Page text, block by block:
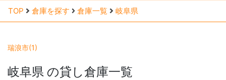
TOP 倉庫を探す 倉庫一覧 岐阜県
瑞浪市(1)
岐阜県 の貸し倉庫一覧